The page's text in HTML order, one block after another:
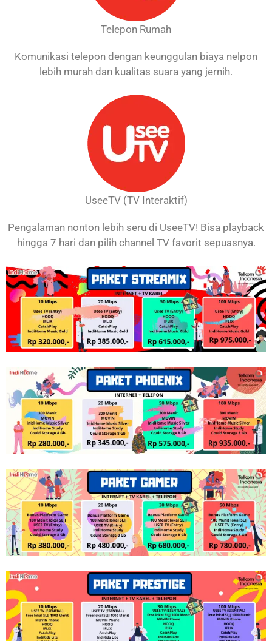
Telepon Rumah
Komunikasi telepon dengan keunggulan biaya nelpon
lebih murah dan kualitas suara yang jernih.
UseeTV (TV Interaktif)
Pengalaman nonton lebih seru di UseeTV! Bisa playback
hingga 7 hari dan pilih channel TV favorit sepuasnya.